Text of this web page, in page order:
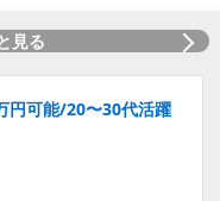
見る
円可能/20〜30代活躍